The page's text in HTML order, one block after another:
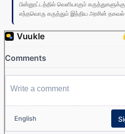
பின்னூட்டத்தில் வெளியாகும்
எந்தவொரு கருத்தும் இந்திய அரசின் தகவல்